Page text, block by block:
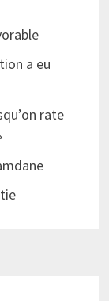
a eu
rate